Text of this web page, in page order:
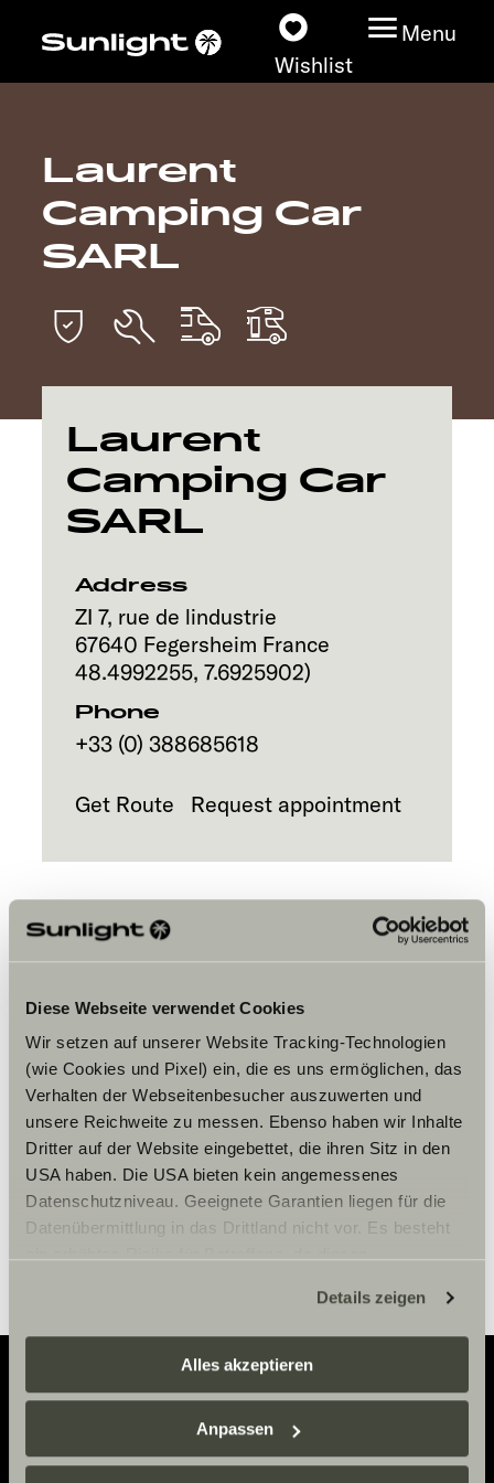
Diese Webseite verwendet Cookies
Wir setzen auf unserer Website Tracking-Technologien
(wie Cookies und Pixel) ein, die es uns ermöglichen, das
Verhalten der Webseitenbesucher auszuwerten und
unsere Reichweite zu messen. Ebenso haben wir Inhalte
Dritter auf der Website eingebettet, die ihren Sitz in den
USA haben. Die USA bieten kein angemessenes
Datenschutzniveau. Geeignete Garantien liegen für die
Datenübermittlung in das Drittland nicht vor. Es besteht
zustehen. Eingesetzte Dienstleister können Daten für
eigene Zwecke verarbeiten und mit anderen Daten
zusammenführen. Weitere Informationen finden Sie hier:
Datenschutzerklärung
einzelne Cookies/Dienste in den Einstellungen aus,
erteilen Sie uns Ihre Einwilligung zur Verarbeitung Ihrer
Details zeigen
Alles akzeptieren
Anpassen
Wishlist
Menu
Models
Vehicle Guide
Dealerslocator
Service
Laurent
Camping Car
SARL
Laurent
Camping Car
SARL
Address
ZI 7, rue de lindustrie
67640 Fegersheim France
48.4992255, 7.6925902)
Phone
+33 (0) 388685618
Get Route Request appointment
cookies to use this function.
Cookie Settings
Adventure